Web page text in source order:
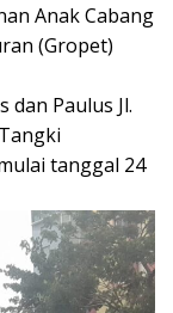
Anak Cabang
(Gropet)
dan Paulus Jl.
tanggal 24